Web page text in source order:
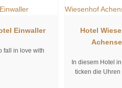
Einwaller
fall in love with
Hotel
In diesem Hotel
ticken die Uhren